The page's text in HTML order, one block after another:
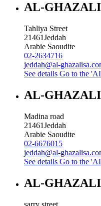
AL-
Tahliya Street
21461Jeddah
Arabie Saoudite
02-2634716
jeddah@al-
See details Go to the
AL-
Madina road
21461Jeddah
Arabie Saoudite
02-6676015
jeddah@al-
See details Go to the
AL-
sarry street